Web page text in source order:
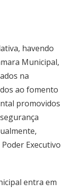
havendo
Municipal,
na
ao fomento
promovidos
Executivo
entra em